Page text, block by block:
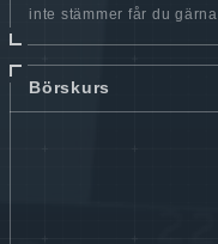
inte stämmer får du gärna
Börskurs